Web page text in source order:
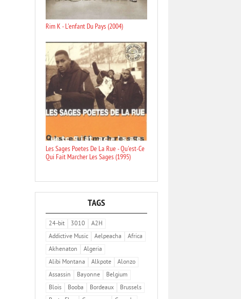
Rim K - L'enfant Du Pays (2004)
Les Sages Poetes De La Rue - Qu'est-Ce
Qui Fait Marcher Les Sages (1995)
TAGS
24-bit 3010
A2H
Addictive Music
Aelpeacha
Africa
Akhenaton
Algeria
Alibi Montana
Alkpote
Alonzo
Assassin
Bayonne
Belgium
Blois
Booba Bordeaux
Brussels